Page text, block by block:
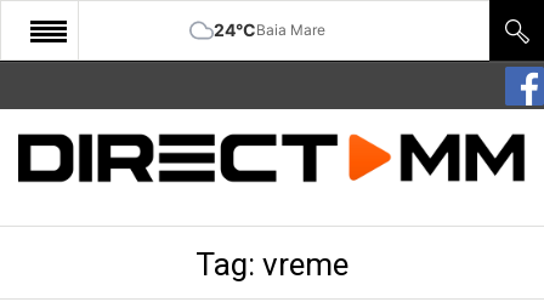
24°CBaia Mare
START
COMUNITATE
Tag: vreme